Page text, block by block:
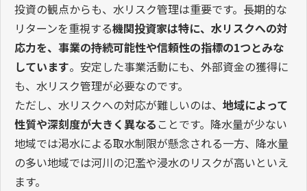
投資の観点からも、水リスク管理は重要です。長期的な
リターンを重視する機関投資家は特に、水リスクへの対
応力を、事業の持続可能性や信頼性の指標の1つとみな
しています。安定した事業活動にも、外部資金の獲得に
も、水リスク管理が必要なのです。
ただし、水リスクへの対応が難しいのは、 地域によって
性質や深刻度が大きく異なる ことです。降水量が少ない
地域では渇水による取水制限が懸念される一方、降水量
の多い地域では河川の氾濫や浸水のリスクが高いといえ
ます。